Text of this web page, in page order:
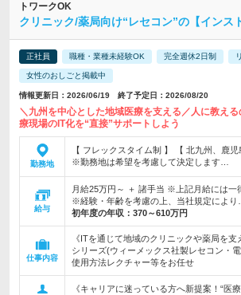
トワークOK
クリニック/薬局向け“レセコン”の【インス
正社員 職種・業種未経験OK 完全週休2日制
女性のおしごと掲載中
情報更新日：2026/06/19 終了予定日：2026/08/20
＼九州を中心とした地域医療を支える／人に教え
療現場のIT化を“直接”サポートしよう
勤務地
【 フレックスタイム制 】 【 北九州、鹿児
※勤務地は希望を考慮して決定します…
給与
月給25万円～ ＋ 諸手当 ※上記月給には一
※経験・年齢を考慮の上、当社規定により…
初年度の年収： 370～610万円
仕事内容
《ITを通じて地域のクリニックや薬局を
シリーズ(ウィーメックス社製レセコン・
使用方法レクチャー等をお任せ
《キャリアに迷っている方へ新提案！“医